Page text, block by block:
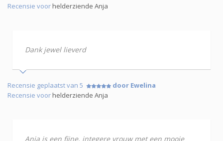
Recensie voorhelderziende Anja
Dank jewel lieverd
Recensie geplaatst van 5
door Ewelina
Recensie voorhelderziende Anja
Anja is een fijne, integere vrouw met een mooie